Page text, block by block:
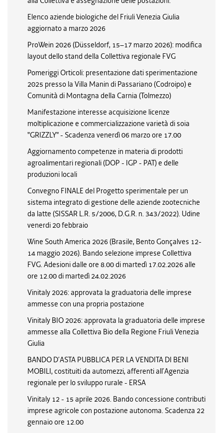
Elenco aziende biologiche del Friuli Venezia Giulia
aggiornato a marzo 2026
ProWein 2026 (Düsseldorf, 15–17 marzo 2026): modifica
layout dello stand della Collettiva regionale FVG
Pomeriggi Orticoli: presentazione dati sperimentazione
2025 presso la Villa Manin di Passariano (Codroipo) e
Comunità di Montagna della Carnia (Tolmezzo)
Manifestazione interesse acquisizione licenze
moltiplicazione e commercializzazione varietà di soia
"GRIZZLY" - Scadenza venerdì 06 marzo ore 17.00
Aggiornamento competenze in materia di prodotti
agroalimentari regionali (DOP - IGP - PAT) e delle
produzioni locali
Convegno FINALE del Progetto sperimentale per un
sistema integrato di gestione delle aziende zootecniche
da latte (SISSAR L.R. 5/2006, D.G.R. n. 343/2022). Udine
venerdi 20 febbraio
Wine South America 2026 (Brasile, Bento Gonçalves 12-
14 maggio 2026). Bando selezione imprese Collettiva
FVG. Adesioni dalle ore 8.00 di martedì 17.02.2026 alle
ore 12.00 di martedì 24.02.2026
Vinitaly 2026: approvata la graduatoria delle imprese
ammesse con una propria postazione
Vinitaly BIO 2026: approvata la graduatoria delle imprese
ammesse alla Collettiva Bio della Regione Friuli Venezia
Giulia
BANDO D’ASTA PUBBLICA PER LA VENDITA DI BENI
MOBILI, costituiti da automezzi, afferenti all’Agenzia
regionale per lo sviluppo rurale - ERSA
Vinitaly 12 - 15 aprile 2026. Bando concessione contributi
imprese agricole con postazione autonoma. Scadenza 22
gennaio ore 12.00